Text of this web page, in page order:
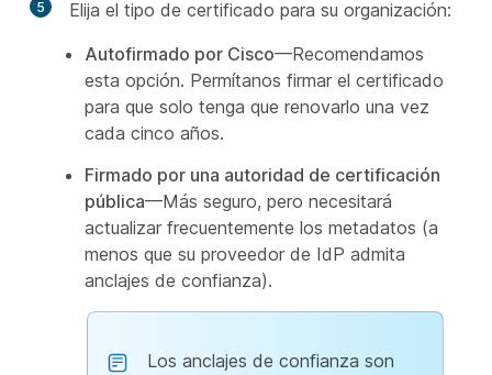
5
Elija el tipo de certificado para su organización:
Autofirmado por Cisco—Recomendamos
esta opción. Permítanos firmar el certificado
para que solo tenga que renovarlo una vez
cada cinco años.
Firmado por una autoridad de certificación
pública—Más seguro, pero necesitará
actualizar frecuentemente los metadatos (a
menos que su proveedor de IdP admita
anclajes de confianza).
Los anclajes de confianza son